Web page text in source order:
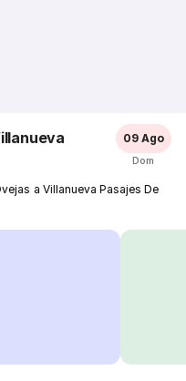
09 Ago
Dom
a Villanueva Pasajes De